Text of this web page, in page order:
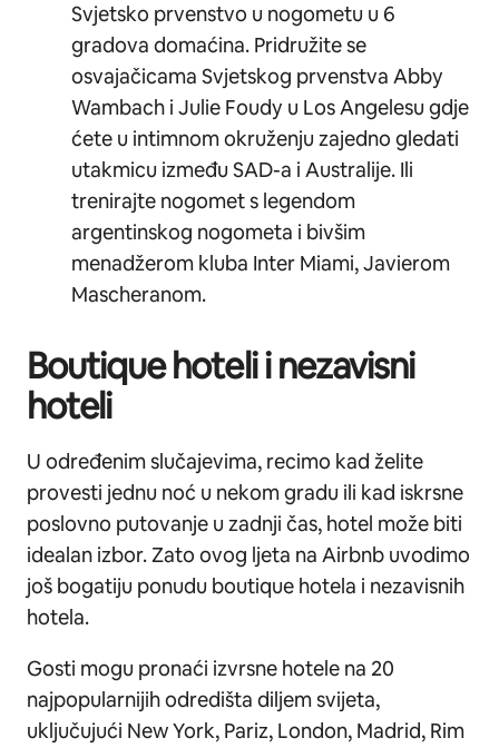
Svjetsko prvenstvo u nogometu u 6
gradova domaćina. Pridružite se
osvajačicama Svjetskog prvenstva Abby
Wambach i Julie Foudy u Los Angelesu gdje
ćete u intimnom okruženju zajedno gledati
utakmicu između SAD-a i Australije. Ili
trenirajte nogomet s legendom
argentinskog nogometa i bivšim
menadžerom kluba Inter Miami, Javierom
Mascheranom.
Boutique hoteli i nezavisni
hoteli
U određenim slučajevima, recimo kad želite
provesti jednu noć u nekom gradu ili kad iskrsne
poslovno putovanje u zadnji čas, hotel može biti
idealan izbor. Zato ovog ljeta na Airbnb uvodimo
još bogatiju ponudu boutique hotela i nezavisnih
hotela.
Gosti mogu pronaći izvrsne hotele na 20
najpopularnijih odredišta diljem svijeta,
uključujući New York, Pariz, London, Madrid, Rim